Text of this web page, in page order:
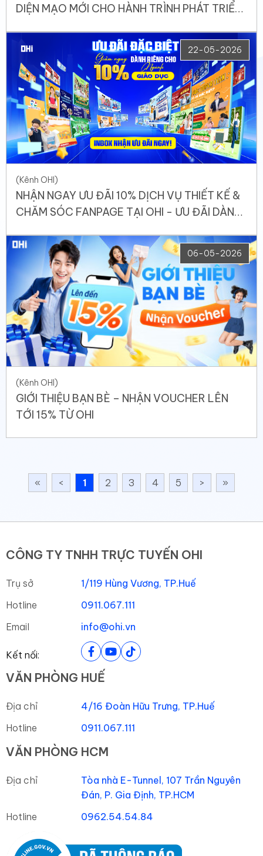
DIỆN MẠO MỚI CHO HÀNH TRÌNH PHÁT TRIỂN
22-05-2026
(Kênh OHI)
NHẬN NGAY ƯU ĐÃI 10% DỊCH VỤ THIẾT KẾ &
CHĂM SÓC FANPAGE TẠI OHI - ƯU ĐÃI DÀNH
06-05-2026
(Kênh OHI)
GIỚI THIỆU BẠN BÈ – NHẬN VOUCHER LÊN
TỚI 15% TỪ OHI
« < 1 2 3 4 5 > »
CÔNG TY TNHH TRỰC TUYẾN OHI
Trụ sở
1/119 Hùng Vương, TP.Huế
Hotline
0911.067.111
Email
info@ohi.vn
Kết nối:
VĂN PHÒNG HUẾ
Địa chỉ
4/16 Đoàn Hữu Trưng, TP.Huế
Hotline
0911.067.111
VĂN PHÒNG HCM
Địa chỉ
Tòa nhà E-Tunnel, 107 Trần Nguyên
Đán, P. Gia Định, TP.HCM
Hotline
0962.54.54.84